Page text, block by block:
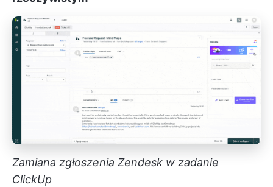
Zamiana zgłoszenia Zendesk w zadanie
ClickUp